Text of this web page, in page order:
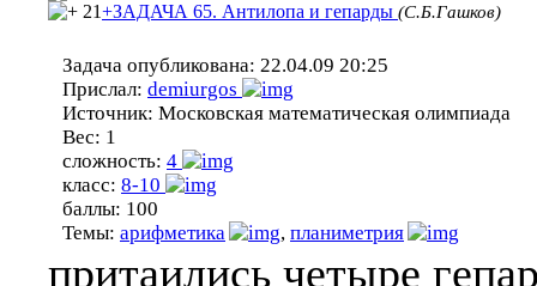
21+ЗАДАЧА 65. Антилопа и гепарды (С.Б.Гашков)
Задача опубликована: 22.04.09 20:25
Прислал: demiurgos
Источник: Московская математическая олимпиада
Вес: 1
сложность: 4
класс: 8-10
баллы: 100
Темы: арифметика , планиметрия
притаились четыре